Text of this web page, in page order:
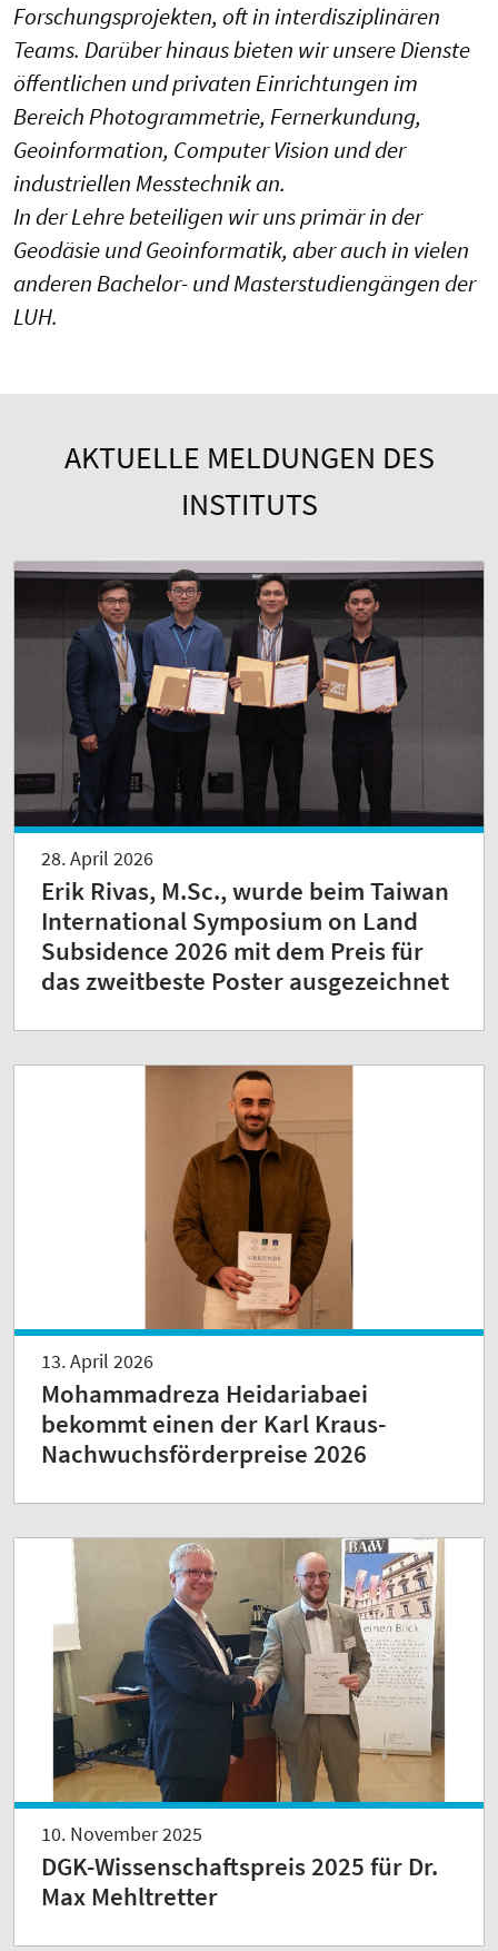
Forschungsprojekten, oft in interdisziplinären
Teams. Darüber hinaus bieten wir unsere Dienste
öffentlichen und privaten Einrichtungen im
Bereich Photogrammetrie, Fernerkundung,
Geoinformation, Computer Vision und der
industriellen Messtechnik an.
In der Lehre beteiligen wir uns primär in der
Geodäsie und Geoinformatik, aber auch in vielen
anderen Bachelor- und Masterstudiengängen der
LUH.
AKTUELLE MELDUNGEN DES
INSTITUTS
28. April 2026
Erik Rivas, M.Sc., wurde beim Taiwan
International Symposium on Land
Subsidence 2026 mit dem Preis für
das zweitbeste Poster ausgezeichnet
13. April 2026
Mohammadreza Heidariabaei
bekommt einen der Karl Kraus-
Nachwuchsförderpreise 2026
10. November 2025
DGK-Wissenschaftspreis 2025 für Dr.
Max Mehltretter